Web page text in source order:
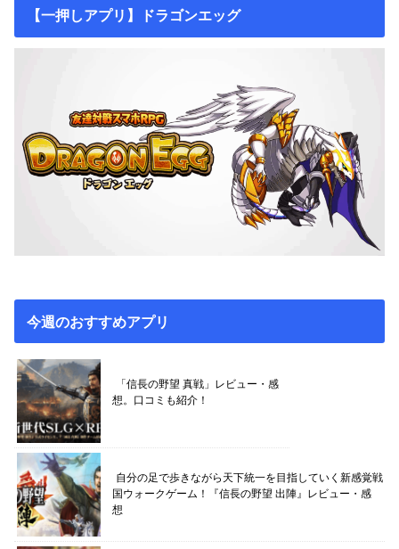
【一押しアプリ】ドラゴンエッグ
今週のおすすめアプリ
「信長の野望 真戦」レビュー・感
想。口コミも紹介！
自分の足で歩きながら天下統一を目指していく新感覚戦
国ウォークゲーム！『信長の野望 出陣』レビュー・感
想